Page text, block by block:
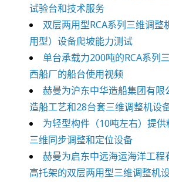
试验台和技术服务
双层两用型RCA系列三维调整
用型）设备爬坡能力测试
单台承载力200吨的RCA系列
西船厂的船台使用视频
赫曼为沪东中华造船集团有限
造船工艺和28台套三维调整机设
为轻型构件（10吨左右）提
三维同步调整和定位设备
赫曼为启东中远海运海洋工程
高托架的双层两用型三维调整机